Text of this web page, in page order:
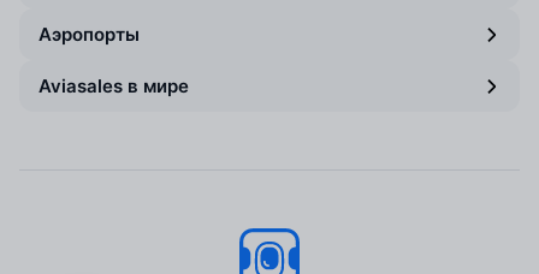
Аэропорты
Aviasales в мире